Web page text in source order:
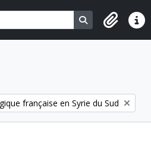
Search in
française en Syrie du Sud